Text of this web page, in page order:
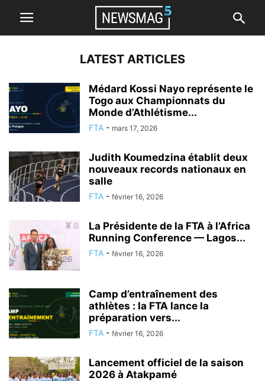
LATEST ARTICLES
Médard Kossi Nayo représente le
Togo aux Championnats du
Monde d’Athlétisme...
FTA - mars 17, 2026
Judith Koumedzina établit deux
nouveaux records nationaux en
salle
FTA - février 16, 2026
La Présidente de la FTA à l’Africa
Running Conference — Lagos...
FTA - février 16, 2026
Camp d’entraînement des
athlètes : la FTA lance la
préparation vers...
FTA - février 16, 2026
Lancement officiel de la saison
2026 à Atakpamé